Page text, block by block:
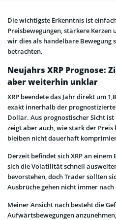
Die wichtigste Erkenntnis ist
Preisbewegungen, stärkere
wir dies als handelbare Bewegung
betrachten.
Neujahrs XRP Prognose:
aber weiterhin unklar
XRP beendete das Jahr direkt um
exakt innerhalb der
Dollar. Aus prognostischer Sicht
zeigt aber auch, wie stark der
bleiben nicht dauerhaft
Derzeit befindet sich XRP an
sich die Volatilität schnell
bevorstehen, doch Trader sollten
Ausbrüche gehen nicht immer nach
Meiner Ansicht nach besteht die
Aufwärtsbewegungen